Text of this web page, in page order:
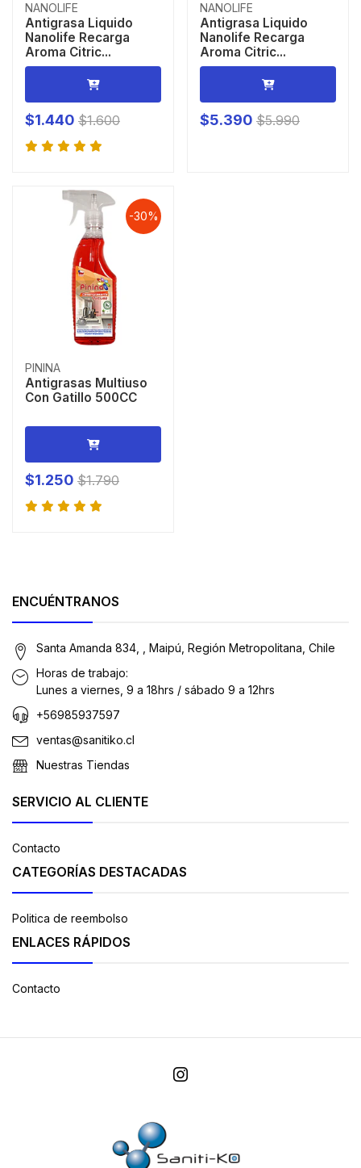
NANOLIFE
Antigrasa Liquido
Nanolife Recarga
Aroma Citric...
$1.440 $1.600
NANOLIFE
Antigrasa Liquido
Nanolife Recarga
Aroma Citric...
$5.390 $5.990
-30%
PININA
Antigrasas Multiuso
Con Gatillo 500CC
$1.250 $1.790
ENCUÉNTRANOS
Santa Amanda 834, , Maipú, Región Metropolitana, Chile
Horas de trabajo:
Lunes a viernes, 9 a 18hrs / sábado 9 a 12hrs
+56985937597
ventas@sanitiko.cl
Nuestras Tiendas
SERVICIO AL CLIENTE
Contacto
CATEGORÍAS DESTACADAS
Politica de reembolso
ENLACES RÁPIDOS
Contacto